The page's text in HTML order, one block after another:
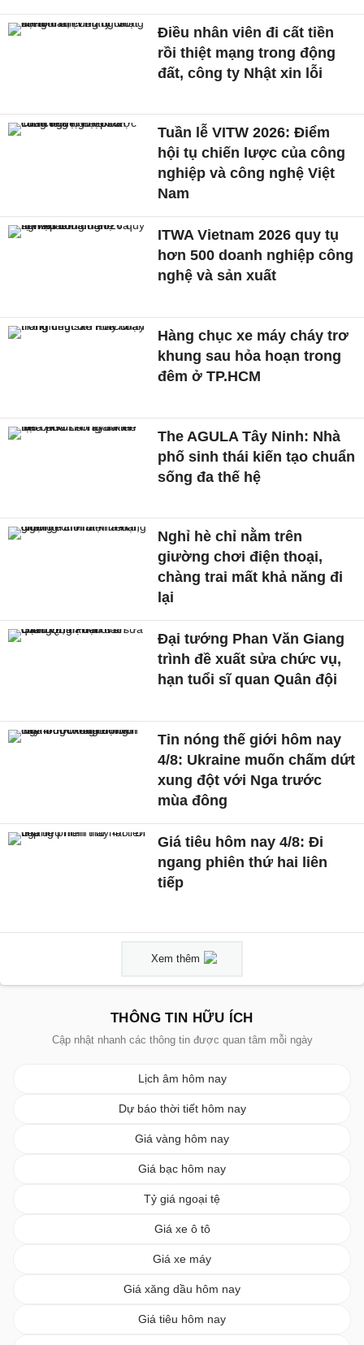
Điều nhân viên đi cất tiền
rồi thiệt mạng trong động
đất, công ty Nhật xin lỗi
Tuần lễ VITW 2026: Điểm
hội tụ chiến lược của công
nghiệp và công nghệ Việt
Nam
ITWA Vietnam 2026 quy tụ
hơn 500 doanh nghiệp công
nghệ và sản xuất
Hàng chục xe máy cháy trơ
khung sau hỏa hoạn trong
đêm ở TP.HCM
The AGULA Tây Ninh: Nhà
phố sinh thái kiến tạo chuẩn
sống đa thế hệ
Nghỉ hè chỉ nằm trên
giường chơi điện thoại,
chàng trai mất khả năng đi
lại
Đại tướng Phan Văn Giang
trình đề xuất sửa chức vụ,
hạn tuổi sĩ quan Quân đội
Tin nóng thế giới hôm nay
4/8: Ukraine muốn chấm dứt
xung đột với Nga trước
mùa đông
Giá tiêu hôm nay 4/8: Đi
ngang phiên thứ hai liên
tiếp
Xem thêm
THÔNG TIN HỮU ÍCH
Cập nhật nhanh các thông tin được quan tâm mỗi ngày
Lịch âm hôm nay
Dự báo thời tiết hôm nay
Giá vàng hôm nay
Giá bạc hôm nay
Tỷ giá ngoại tệ
Giá xe ô tô
Giá xe máy
Giá xăng dầu hôm nay
Giá tiêu hôm nay